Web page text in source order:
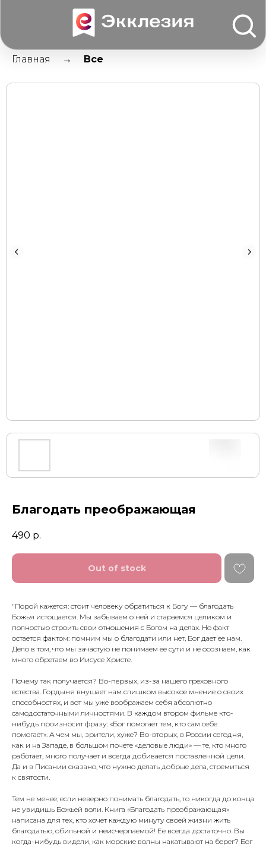
Главная Все
Благодать преображающая
490 р.
Out of stock
"Порой кажется: стоит человеку обратиться к Богу — благодать
Божья истощается. Мы забываем о ней и стараемся целиком и
полностью строить свои отношения с Богом на делах. Но факт
остается фактом: помним мы о благодати или нет, Бог дает ее нам.
Дело в том, что мы зачастую не понимаем ее сути и не осознаем, как
много обретаем во Иисусе Христе.
Почему так получается? Во-первых, из-за нашего греховного
естества. Гордыня внушает нам слишком высокое мнение о своих
способностях, и вот мы уже воображаем себя абсолютно
самодостаточными личностями. В каждом втором фильме кто-
нибудь произносит фразу: «Бог помогает тем, кто сам себе
помогает». А чем мы, зрители, хуже? Во-вторых, в России сегодня,
как и на Западе, в большом почете «деловые люди» — те, кто много
работает, много получает и всегда добивается поставленной цели.
Да и в Писании сказано, что нужно делать добрые дела, стремиться
к святости.
Тем не менее, если неверно понимать благодать, то никогда до конца
не увидишь Божьей воли. Книга «Благодать преображающая»
написана для тех, кто хочет каждую минуту своей жизни жить
благодатью, обильной и неисчерпаемой! Ее всегда достаточно. Вы
когда-нибудь видели, как морские волны накатывают на берег? Бог